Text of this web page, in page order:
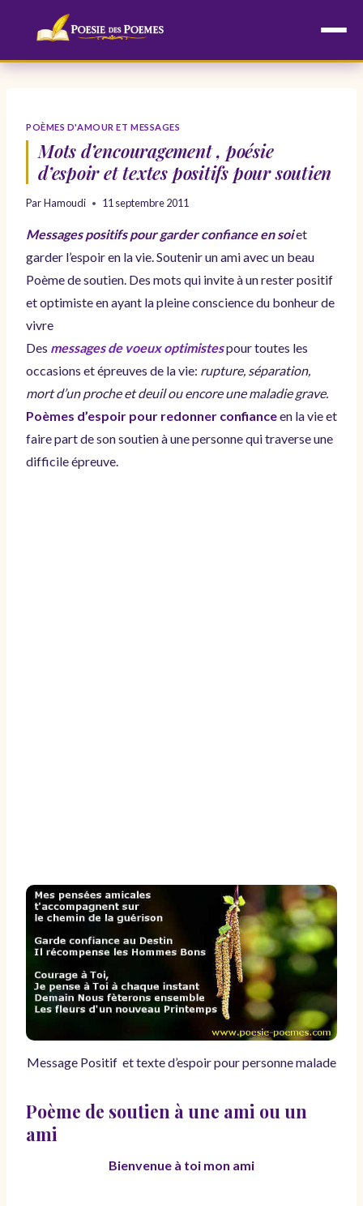
POÈMES D'AMOUR ET MESSAGES
Mots d’encouragement , poésie
d’espoir et textes positifs pour soutien
ParHamoudi 11 septembre 2011
Messages positifs pour garder confiance en soiet
garder l’espoir en la vie. Soutenir un ami avec un beau
Poème de soutien. Des mots qui invite à un rester positif
et optimiste en ayant la pleine conscience du bonheur de
vivre
Des messages de voeux optimistespour toutes les
occasions et épreuves de la vie: rupture, séparation,
mort d’un proche et deuil ou encore une maladie grave.
Poèmes d’espoir pour redonner confianceen la vie et
faire part de son soutien à une personne qui traverse une
difficile épreuve.
Message Positif et texte d’espoir pour personne malade
Poème de soutien à une ami ou un
ami
Bienvenue à toi mon ami